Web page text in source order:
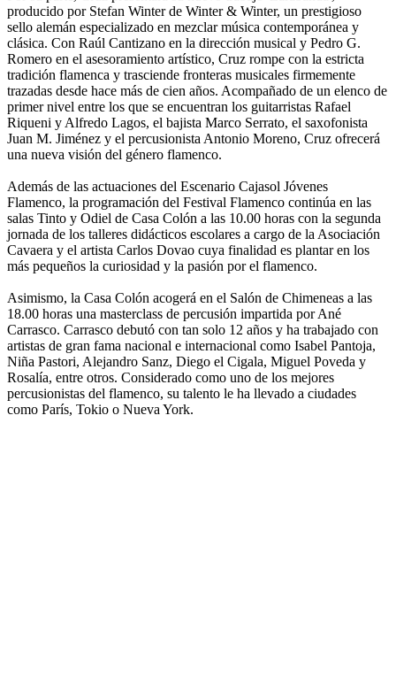
producido por Stefan Winter de Winter & Winter, un prestigioso
sello alemán especializado en mezclar música contemporánea y
clásica. Con Raúl Cantizano en la dirección musical y Pedro G.
Romero en el asesoramiento artístico, Cruz rompe con la estricta
tradición flamenca y trasciende fronteras musicales firmemente
trazadas desde hace más de cien años. Acompañado de un elenco de
primer nivel entre los que se encuentran los guitarristas Rafael
Riqueni y Alfredo Lagos, el bajista Marco Serrato, el saxofonista
Juan M. Jiménez y el percusionista Antonio Moreno, Cruz ofrecerá
una nueva visión del género flamenco.
Además de las actuaciones del Escenario Cajasol Jóvenes
Flamenco, la programación del Festival Flamenco continúa en las
salas Tinto y Odiel de Casa Colón a las 10.00 horas con la segunda
jornada de los talleres didácticos escolares a cargo de la Asociación
Cavaera y el artista Carlos Dovao cuya finalidad es plantar en los
más pequeños la curiosidad y la pasión por el flamenco.
Asimismo, la Casa Colón acogerá en el Salón de Chimeneas a las
18.00 horas una masterclass de percusión impartida por Ané
Carrasco. Carrasco debutó con tan solo 12 años y ha trabajado con
artistas de gran fama nacional e internacional como Isabel Pantoja,
Niña Pastori, Alejandro Sanz, Diego el Cigala, Miguel Poveda y
Rosalía, entre otros. Considerado como uno de los mejores
percusionistas del flamenco, su talento le ha llevado a ciudades
como París, Tokio o Nueva York.